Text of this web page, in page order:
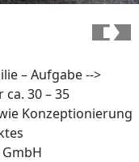
– Aufgabe -->
30 – 35
Konzeptionierung